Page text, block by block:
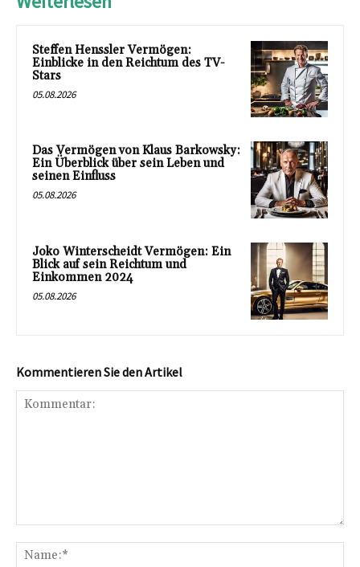
Steffen Henssler Vermögen:
Einblicke in den Reichtum des TV-
Stars
05.08.2026
Das Vermögen von Klaus Barkowsky:
Ein Überblick über sein Leben und
seinen Einfluss
05.08.2026
Joko Winterscheidt Vermögen: Ein
Blick auf sein Reichtum und
Einkommen 2024
05.08.2026
Kommentieren Sie den Artikel